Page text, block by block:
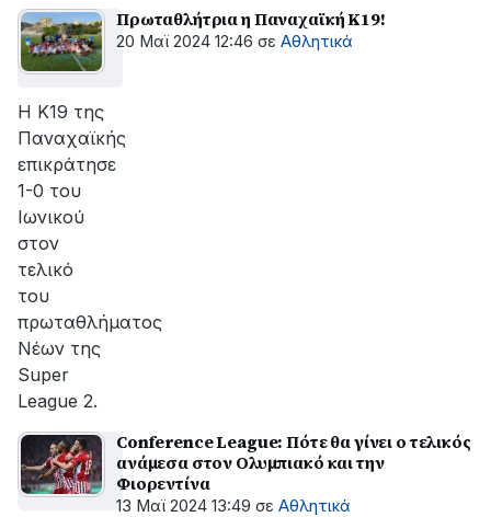
Πρωταθλήτρια η Παναχαϊκή Κ19!
20 Μαϊ 2024 12:46 σε Αθλητικά
Η Κ19 της
Παναχαϊκής
επικράτησε
1-0 του
Ιωνικού
στον
τελικό
του
πρωταθλήματος
Νέων της
Super
League 2.
Conference League: Πότε θα γίνει ο τελικός
ανάμεσα στον Ολυμπιακό και την
Φιορεντίνα
13 Μαϊ 2024 13:49 σε Αθλητικά